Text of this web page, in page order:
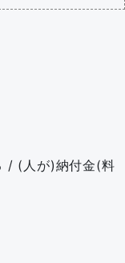
/ (人が)納付金(料